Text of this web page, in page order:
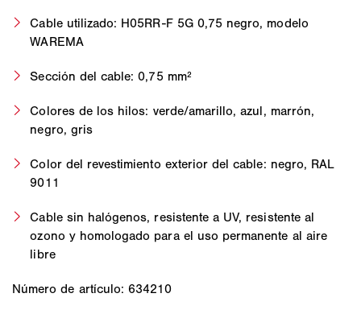
Cable utilizado: H05RR-F 5G 0,75 negro, modelo
WAREMA
Sección del cable: 0,75 mm²
Colores de los hilos: verde/amarillo, azul, marrón,
negro, gris
Color del revestimiento exterior del cable: negro, RAL
9011
Cable sin halógenos, resistente a UV, resistente al
ozono y homologado para el uso permanente al aire
libre
Número de artículo: 634210